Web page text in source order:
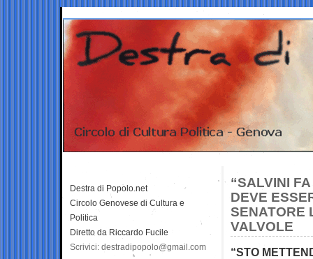
“SALVINI
DEVE
SENATORE
VALVOLE
“STO
Destra di Popolo.net
Circolo Genovese di Cultura e
Politica
Diretto da Riccardo Fucile
Scrivici: destradipopolo@gmail.com